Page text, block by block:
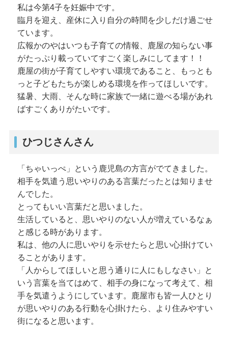
私は今第4子を妊娠中です。
臨月を迎え、産休に入り自分の時間を少しだけ過ごせ
ています。
広報かのやはいつも子育ての情報、鹿屋の知らない事
がたっぷり載っていてすごく楽しみにしてます！！
鹿屋の街が子育てしやすい環境であること、もっとも
っと子どもたちが楽しめる環境を作ってほしいです。
猛暑、大雨、そんな時に家族で一緒に遊べる場があれ
ばすごくありがたいです。
ひつじさんさん
「ちゃいっぺ」という鹿児島の方言がでてきました。
相手を気遣う思いやりのある言葉だったとは知りませ
んでした。
とってもいい言葉だと思いました。
生活していると、思いやりのない人が増えているなぁ
と感じる時があります。
私は、他の人に思いやりを示せたらと思い心掛けてい
ることがあります。
「人からしてほしいと思う通りに人にもしなさい」と
いう言葉を当てはめて、相手の身になって考えて、相
手を気遣うようにしています。鹿屋市も皆一人ひとり
が思いやりのある行動を心掛けたら、より住みやすい
街になると思います。